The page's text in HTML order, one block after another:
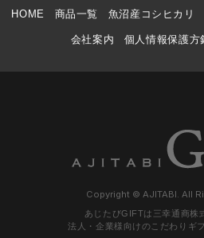
HOME 商品一覧 魚沼産コシヒカリ
会社案内 個人情報保護方
Copyright © AJITABI. All
あじたびGIFTは三幸通商株
法人・企業様向けのこだわりギ